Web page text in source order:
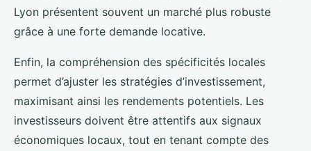
Lyon présentent souvent un marché plus robuste
grâce à une forte demande locative.
Enfin, la compréhension des spécificités locales
permet d’ajuster les stratégies d’investissement,
maximisant ainsi les rendements potentiels. Les
investisseurs doivent être attentifs aux signaux
économiques locaux, tout en tenant compte des